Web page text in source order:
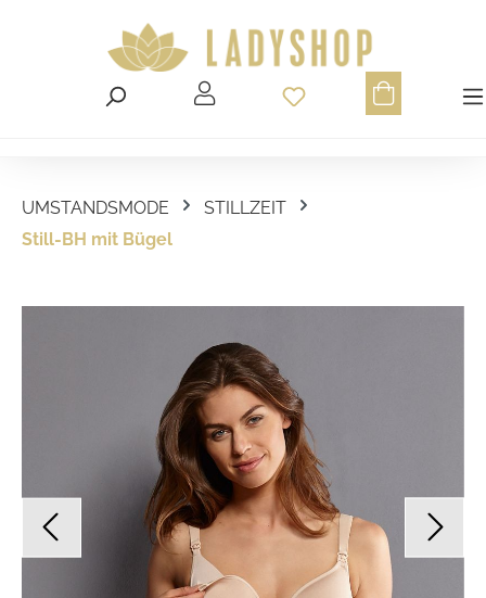
Du hast 0
UMSTANDSMODE
STILLZEIT
Still-BH mit Bügel
Bildergalerie überspringen